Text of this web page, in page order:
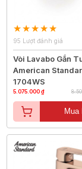
95 Lượt đánh giá
Vòi Lavabo Gắn
American
1704WS
5.075.000 ₫
Mua